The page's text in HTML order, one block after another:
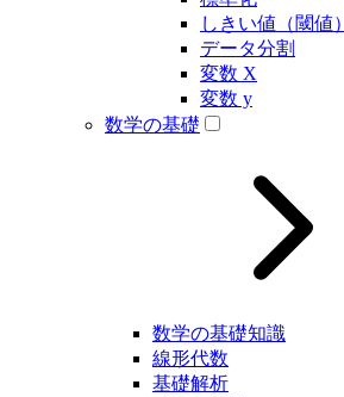
しきい値（閾値）
データ分割
変数 X
変数 y
数学の基礎
数学の基礎知識
線形代数
基礎解析